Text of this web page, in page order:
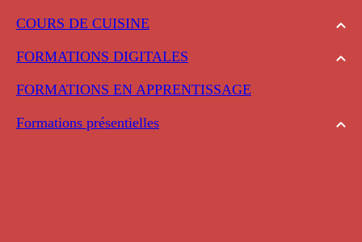
COURS DE CUISINE
FORMATIONS DIGITALES
FORMATIONS EN APPRENTISSAGE
Formations présentielles